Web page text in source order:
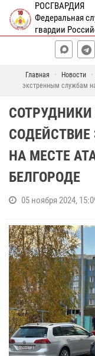
РОСГВАРДИЯ
Федеральная
гвардии
Главная Новости
экстренным службам
НА МЕСТЕ
БЕЛГОРОДЕ
05 ноября 2024,